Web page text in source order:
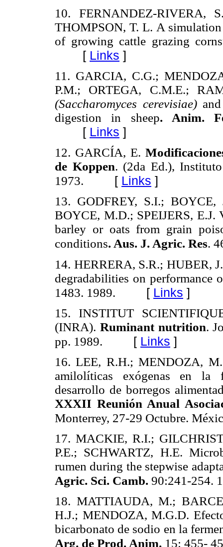
10. FERNANDEZ-RIVERA,
THOMPSON, T. L. A
of growing cattle grazing
[ Links ]
11. GARCIA, C.G.;
P.M.; ORTEGA, C.M.E.;
(Saccharomyces cerevisiae)
digestion in sheep. Anim.
[ Links ]
12. GARCÍA, E.
de Koppen. (2da Ed.),
1973.
[ Links ]
13. GODFREY, S.I.;
BOYCE, M.D.; SPEIJERS, E.J.
barley or oats from grain
conditions. Aus. J. Agric. Res.
14. HERRERA, S.R.; HUBER,
degradabilities on performance
1483. 1989.
[ Links ]
15. INSTITUT
(INRA). Ruminant nutrition.
pp. 1989.
[ Links ]
16.LEE, R.H.; MENDOZA,
amilolíticas exógenas en la
desarrollo de borregos
XXXII Reunión Anual
Monterrey, 27-29 Octubre.
17. MACKIE, R.I.;
P.E.; SCHWARTZ, H.E.
rumen during the stepwise
Agric. Sci. Camb. 90:241-254.
18. MATTIAUDA, M.;
H.J.; MENDOZA, M.G.D.
bicarbonato de sodio en la
Arg. de Prod. Anim. 15: 455-